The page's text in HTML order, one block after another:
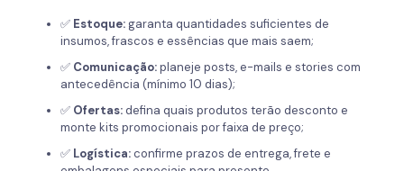
✅ Estoque:garanta quantidades suficientes de
insumos, frascos e essências que mais saem;
✅ Comunicação:planeje posts, e-mails e stories com
antecedência (mínimo 10 dias);
✅ Ofertas:defina quais produtos terão desconto e
monte kits promocionais por faixa de preço;
✅ Logística:confirme prazos de entrega, frete e